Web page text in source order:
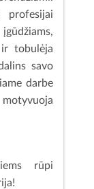
tobulėja
savo
darbe
rūpi